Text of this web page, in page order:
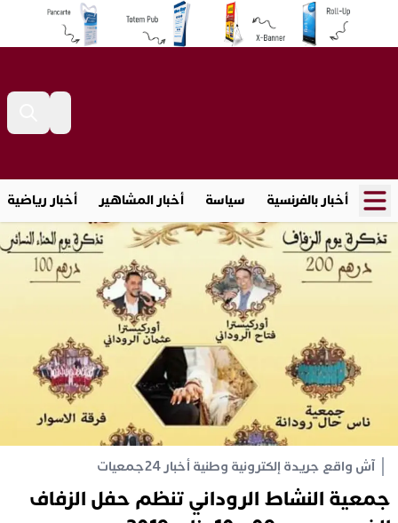
أخبار بالفرنسية سياسة أخبار المشاهير أخبار رياضية
آش واقع جريدة إلكترونية وطنية أخبار 24 جمعيات
جمعية النشاط الروداني تنظم حفل الزفاف